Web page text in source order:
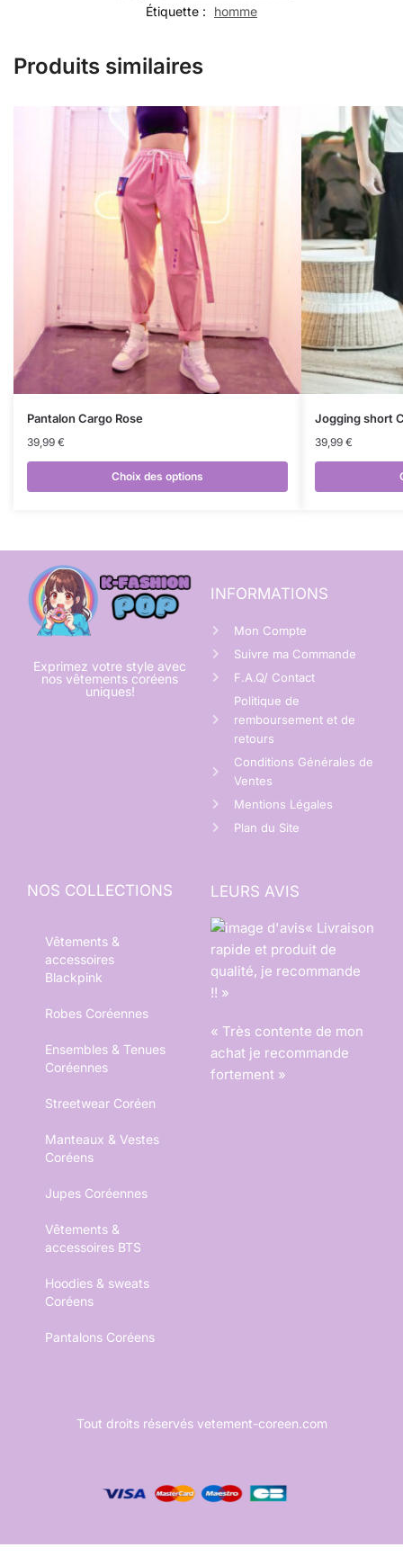
Étiquette :
homme
Produits similaires
Pantalon Cargo Rose
39,99 €
Choix des options
Jogging short
39,99 €
Exprimez votre style avec
nos vêtements coréens
uniques!
INFORMATIONS
Mon Compte
Suivre ma Commande
F.A.Q/ Contact
Politique de
remboursement et de
retours
Conditions Générales de
Ventes
Mentions Légales
Plan du Site
NOS COLLECTIONS
Vêtements &
accessoires
Blackpink
Robes Coréennes
Ensembles & Tenues
Coréennes
Streetwear Coréen
Manteaux & Vestes
Coréens
Jupes Coréennes
Vêtements &
accessoires BTS
Hoodies & sweats
Coréens
Pantalons Coréens
LEURS AVIS
« Livraison
rapide et produit de
qualité, je recommande
!! »
« Très contente de mon
achat je recommande
fortement »
Tout droits réservés vetement-coreen.com